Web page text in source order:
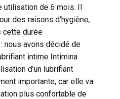
utilisation de 6 mois. Il
des raisons d’hygiène,
cette durée
: nous avons décidé de
intime Intimina
d’un lubrifiant
importante, car elle va
plus confortable de